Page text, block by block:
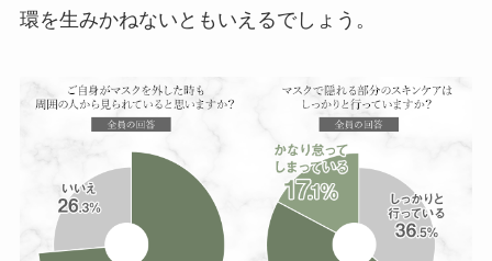
環を生みかねないともいえるでしょう。